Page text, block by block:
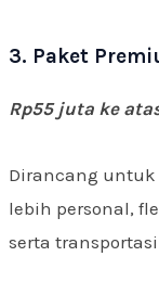
3. Paket
Rp55 juta ke
Dirancang
lebih personal,
serta